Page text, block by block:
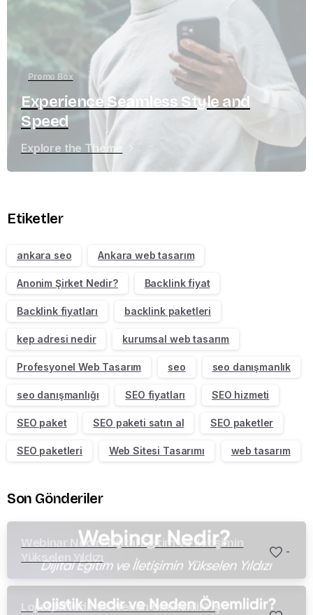
Promo Box
Experience Seamless Style and
Speed
Explore the Theme
Etiketler
ankara seo Ankara web tasarım
Anonim Şirket Nedir? Backlink fiyat
Backlink fiyatları backlink paketleri
kep adresi nedir kurumsal web tasarım
Profesyonel Web Tasarım seo seo danışmanlık
seo danışmanlığı SEO fiyatları SEO hizmeti
SEO paket SEO paketi satın al SEO paketler
SEO paketleri Web Sitesi Tasarımı web tasarım
Son Gönderiler
Webinar Nedir? Dijital Eğitim ve İletişimin
Yükselen Yıldızı
-
Lojistik Nedir ve Neden Önemlidir? İş